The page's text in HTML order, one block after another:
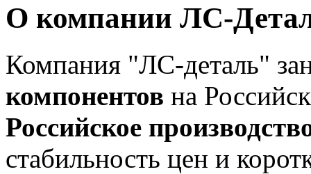
О компании ЛС-
Компания "ЛС-деталь"
компонентов на
Российское
стабильность цен и